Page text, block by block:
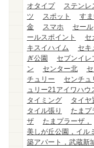
オタイプ
ステンレ
ツ
スポット す
金
スマホ セール
ールスポイント
セ
キスイハイム
セキ
ぎ公園
セブンイレ
ン
センター北
チュリー
センチュ
ュリー21アイワハウ
タイミング
タイヤ
タイル張り
たまプ
ザ
たまプラーザ，
美しが丘公園，イル
築アパート，武蔵新